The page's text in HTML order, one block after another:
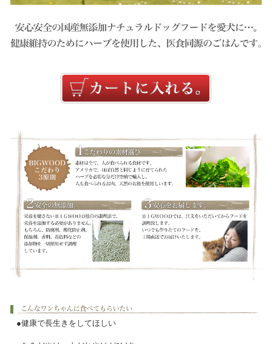
●健康で長生きをしてほしい